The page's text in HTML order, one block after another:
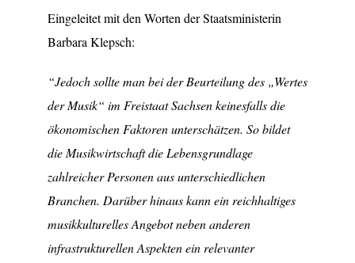
Eingeleitet mit den Worten der Staatsministerin
Barbara Klepsch:
“Jedoch sollte man bei der Beurteilung des „Wertes
der Musik“ im Freistaat Sachsen keinesfalls die
ökonomischen Faktoren unterschätzen. So bildet
die Musikwirtschaft die Lebensgrundlage
zahlreicher Personen aus unterschiedlichen
Branchen. Darüber hinaus kann ein reichhaltiges
musikkulturelles Angebot neben anderen
infrastrukturellen Aspekten ein relevanter